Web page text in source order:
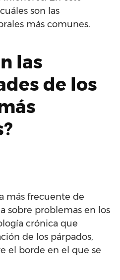
son las
más comunes.
las
de los
más frecuente de
sobre problemas en los
crónica que
de los párpados,
el borde en el que se